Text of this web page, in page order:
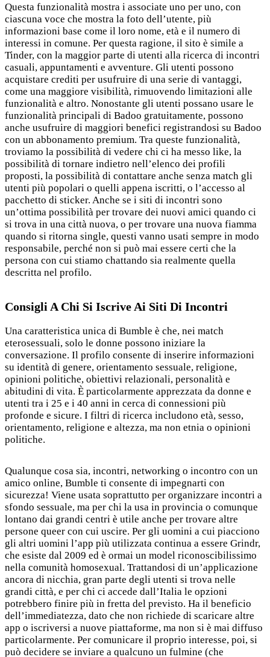
Questa funzionalità mostra i associate uno per uno, con
ciascuna voce che mostra la foto dell’utente, più
informazioni base come il loro nome, età e il numero di
interessi in comune. Per questa ragione, il sito è simile a
Tinder, con la maggior parte di utenti alla ricerca di incontri
casuali, appuntamenti e avventure. Gli utenti possono
acquistare crediti per usufruire di una serie di vantaggi,
come una maggiore visibilità, rimuovendo limitazioni alle
funzionalità e altro. Nonostante gli utenti possano usare le
funzionalità principali di Badoo gratuitamente, possono
anche usufruire di maggiori benefici registrandosi su Badoo
con un abbonamento premium. Tra queste funzionalità,
troviamo la possibilità di vedere chi ci ha messo like, la
possibilità di tornare indietro nell’elenco dei profili
proposti, la possibilità di contattare anche senza match gli
utenti più popolari o quelli appena iscritti, o l’accesso al
pacchetto di sticker. Anche se i siti di incontri sono
un’ottima possibilità per trovare dei nuovi amici quando ci
si trova in una città nuova, o per trovare una nuova fiamma
quando si ritorna single, questi vanno usati sempre in modo
responsabile, perché non si può mai essere certi che la
persona con cui stiamo chattando sia realmente quella
descritta nel profilo.
Consigli A Chi Si Iscrive Ai Siti Di Incontri
Una caratteristica unica di Bumble è che, nei match
eterosessuali, solo le donne possono iniziare la
conversazione. Il profilo consente di inserire informazioni
su identità di genere, orientamento sessuale, religione,
opinioni politiche, obiettivi relazionali, personalità e
abitudini di vita. È particolarmente apprezzata da donne e
utenti tra i 25 e i 40 anni in cerca di connessioni più
profonde e sicure. I filtri di ricerca includono età, sesso,
orientamento, religione e altezza, ma non etnia o opinioni
politiche.
Qualunque cosa sia, incontri, networking o incontro con un
amico online, Bumble ti consente di impegnarti con
sicurezza! Viene usata soprattutto per organizzare incontri a
sfondo sessuale, ma per chi la usa in provincia o comunque
lontano dai grandi centri è utile anche per trovare altre
persone queer con cui uscire. Per gli uomini a cui piacciono
gli altri uomini l’app più utilizzata continua a essere Grindr,
che esiste dal 2009 ed è ormai un model riconoscibilissimo
nella comunità homosexual. Trattandosi di un’applicazione
ancora di nicchia, gran parte degli utenti si trova nelle
grandi città, e per chi ci accede dall’Italia le opzioni
potrebbero finire più in fretta del previsto. Ha il beneficio
dell’immediatezza, dato che non richiede di scaricare altre
app o iscriversi a nuove piattaforme, ma non si è mai diffuso
particolarmente. Per comunicare il proprio interesse, poi, si
può decidere se inviare a qualcuno un fulmine (che